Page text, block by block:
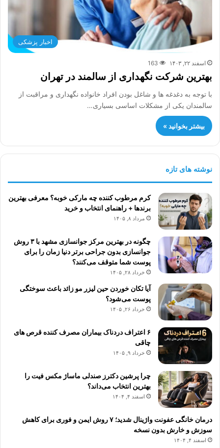
اخبار پزشکی
اسفند ۲۲, ۱۴۰۳ 163
بهترین شرکت نگهداری از سالمند در تهران
با توجه به دغدغه ها و شاغل بودن افراد خانواده نگهداری و مراقبت از
سالمندان یکی از مشکلات اساسی بسیاری…
بیشتر بخوانید »
نوشته های تازه
کرم مرطوب کننده چه مارکی خوبه؟ معرفی بهترین
برندها + راهنمای انتخاب و خرید
مرداد ۸, ۱۴۰۵
چگونه در بهترین مرکز جوانسازی مشهد با ۳ روش
جوانسازی بدون جراحی برتر دنیا زمان را برای
پوست شما متوقف می‌کنند؟
خرداد ۲۸, ۱۴۰۵
آیا تکان خوردن حین لیزر مو زائد باعث سوختگی
پوست می‌شود؟
خرداد ۲۶, ۱۴۰۵
۶ اعتراف دردناک بیماران مصرف کننده قرص های
چاقی
خرداد ۹, ۱۴۰۵
چرا پرشین دکترز صندلی ماساژ مکس فیت را
بهترین انتخاب می‌داند؟
اسفند ۴, ۱۴۰۴
درمان خانگی عفونت واژینال شدید؛ ۷ روش ایمن و فوری برای کاهش
سوزش و خارش بدون نسخه
اسفند ۴, ۱۴۰۴